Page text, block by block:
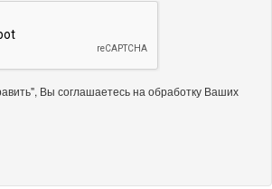
Вы соглашаетесь на обработку Ваших